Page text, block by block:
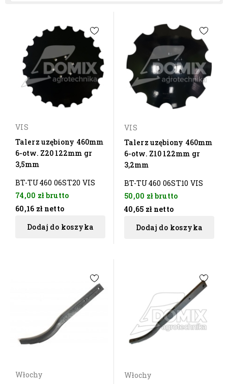
VIS
Talerz uzębiony 460mm
6-otw. Z20 122mm gr
3,5mm
BT-TU460 06ST20 VIS
74,00 złbrutto
60,16 zł netto
Dodaj do koszyka
VIS
Talerz uzębiony 460mm
6-otw. Z10 122mm gr
3,2mm
BT-TU460 06ST10 VIS
50,00 złbrutto
40,65 zł netto
Dodaj do koszyka
Włochy
Włochy